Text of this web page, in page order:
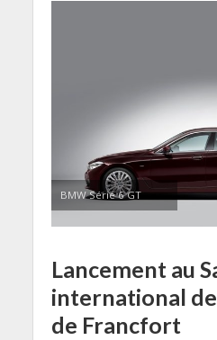
BMW Série 6 GT
Lancement au
international
de Francfort